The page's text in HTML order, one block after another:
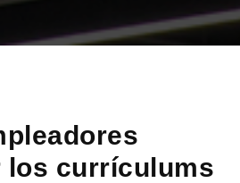
los currículums